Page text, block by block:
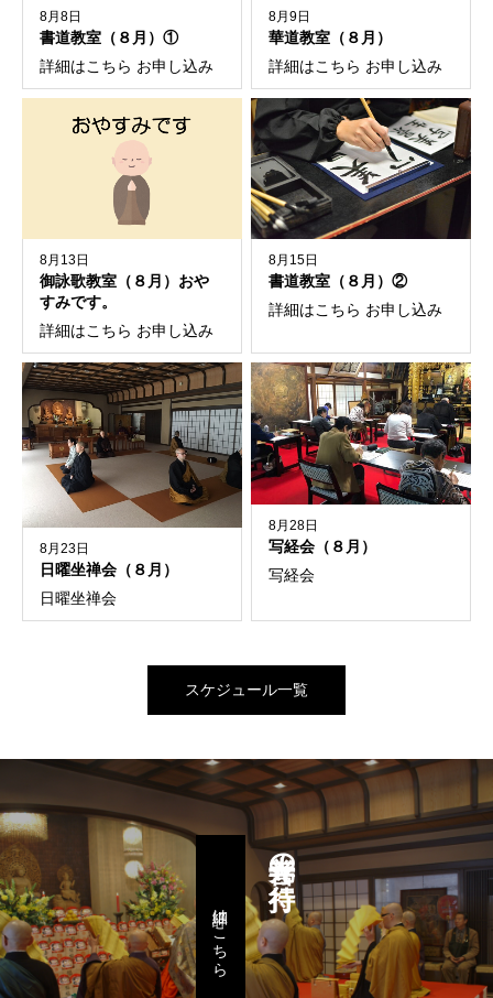
8月8日
書道教室（８月）①
詳細はこちら お申し込み
8月9日
華道教室（８月）
詳細はこちら お申し込み
8月13日
御詠歌教室（８月）おや
すみです。
詳細はこちら お申し込み
8月15日
書道教室（８月）②
詳細はこちら お申し込み
8月23日
日曜坐禅会（８月）
日曜坐禅会
8月28日
写経会（８月）
写経会
スケジュール一覧
善光寺の行持
詳細はこちら